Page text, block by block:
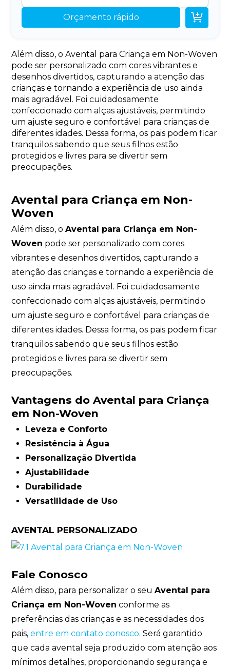
Orçamento rápido 
Além disso, o Avental para Criança em Non-Woven
pode ser personalizado com cores vibrantes e
desenhos divertidos, capturando a atenção das
crianças e tornando a experiência de uso ainda
mais agradável. Foi cuidadosamente
confeccionado com alças ajustáveis, permitindo
um ajuste seguro e confortável para crianças de
diferentes idades. Dessa forma, os pais podem ficar
tranquilos sabendo que seus filhos estão
protegidos e livres para se divertir sem
preocupações.
Avental para Criança em Non-
Woven
Além disso, oAvental para Criança em Non-
Woven pode ser personalizado com cores
vibrantes e desenhos divertidos, capturando a
atenção das crianças e tornando a experiência de
uso ainda mais agradável. Foi cuidadosamente
confeccionado com alças ajustáveis, permitindo
um ajuste seguro e confortável para crianças de
diferentes idades. Dessa forma, os pais podem ficar
tranquilos sabendo que seus filhos estão
protegidos e livres para se divertir sem
preocupações.
Vantagens do Avental para Criança
em Non-Woven
Leveza e Conforto
Resistência à Água
Personalização Divertida
Ajustabilidade
Durabilidade
Versatilidade de Uso
AVENTAL PERSONALIZADO
Fale Conosco
Além disso, para personalizar o seuAvental para
Criança em Non-Woven conforme as
preferências das crianças e as necessidades dos
pais,entre em contato conosco. Será garantido
que cada avental seja produzido com atenção aos
mínimos detalhes, proporcionando segurança e